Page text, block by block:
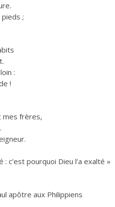
;
:
!
mes frères,
c’est pourquoi Dieu l’a exalté »
apôtre aux Philippiens